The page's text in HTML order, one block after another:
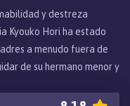
y destreza
Kyouko Hori ha estado
a menudo fuera de
de su hermano menor y
es visto como un